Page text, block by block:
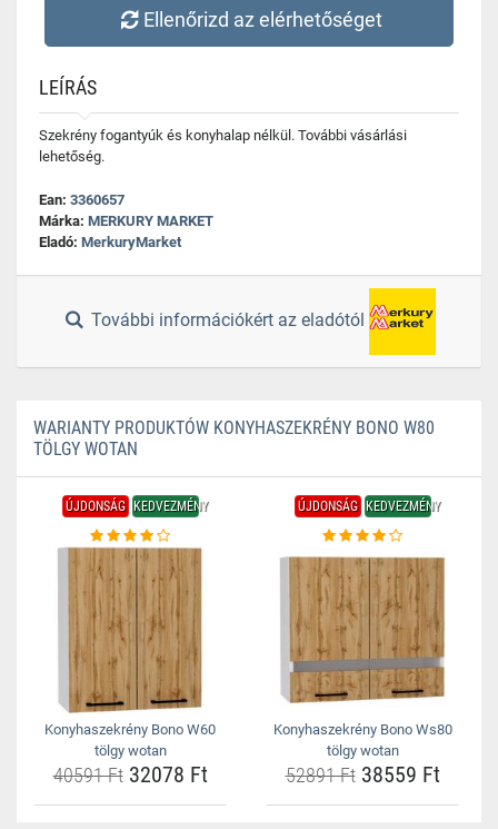
Ellenőrizd az elérhetőséget
LEÍRÁS
Szekrény fogantyúk és konyhalap nélkül. További vásárlási
lehetőség.
Ean: 3360657
Márka: MERKURY MARKET
Eladó: MerkuryMarket
További információkért az eladótól
WARIANTY PRODUKTÓW KONYHASZEKRÉNY BONO W80
TÖLGY WOTAN
ÚJDONSÁG KEDVEZMÉNY
Konyhaszekrény Bono W60
tölgy wotan
40591 Ft32078 Ft
ÚJDONSÁG KEDVEZMÉNY
Konyhaszekrény Bono Ws80
tölgy wotan
52891 Ft38559 Ft